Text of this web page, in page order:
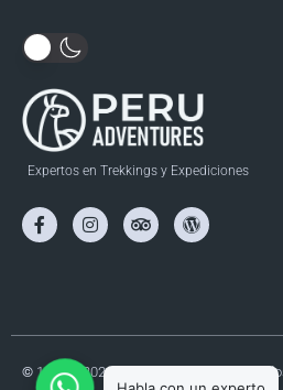
Expertos en Trekkings y Expediciones
© 1999 – 2026 PERU ADVENTURES.